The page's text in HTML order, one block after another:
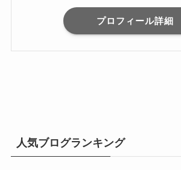
プロフィール詳細
人気ブログランキング